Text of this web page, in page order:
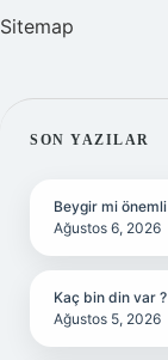
Sitemap
SON YAZILAR
Beygir mi
Ağustos 6, 2026
Kaç bin din var ?
Ağustos 5, 2026